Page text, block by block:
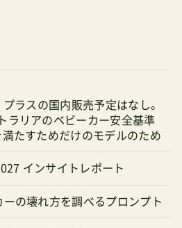
ラスの国内販売予定はなし。
ラリアのベビーカー安全基準
満たすためだけのモデルのため
インサイトレポート
ーの壊れ方を調べるプロンプト